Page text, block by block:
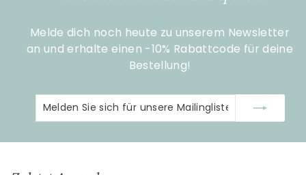
Melde dich noch heute zu unserem Newsletter
an und erhalte einen -10% Rabattcode für deine
Bestellung!
Melden
Sie
für
Abonnieren